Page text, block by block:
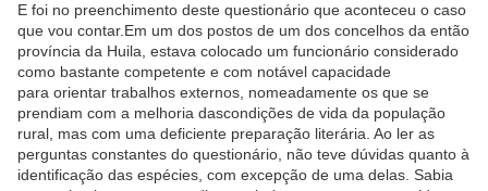
E foi no preenchimento deste questionário que aconteceu o caso
que vou contar.Em um dos postos de um dos concelhos da então
província da Huila, estava colocado um funcionário considerado
como bastante competente e com notável capacidade
para orientar trabalhos externos, nomeadamente os que se
prendiam com a melhoria dascondições de vida da população
rural, mas com uma deficiente preparação literária. Ao ler as
perguntas constantes do questionário, não teve dúvidas quanto à
identificação das espécies, com excepção de uma delas. Sabia